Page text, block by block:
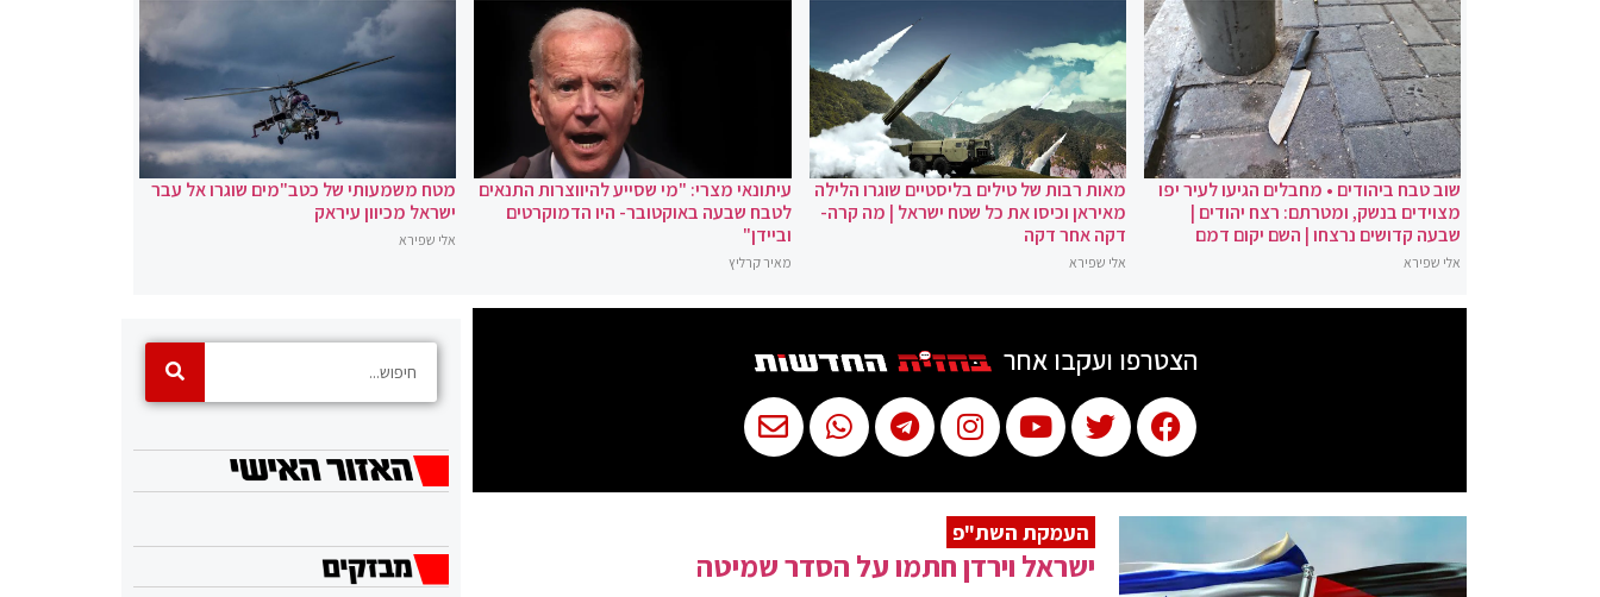
שוב טבח ביהודים • מחבלים הגיעו לעיר יפו
מצוידים בנשק, ומטרתם: רצח יהודים |
שבעה קדושים נרצחו | השם יקום דמם
אלי שפירא
מאות רבות של טילים בליסטיים שוגרו הלילה
מאיראן וכיסו את כל שטח ישראל | מה קרה-
דקה אחר דקה
אלי שפירא
עיתונאי מצרי: "מי שסייע להיווצרות התנאים
לטבח שבעה באוקטובר- היו הדמוקרטים
וביידן"
מאיר קרליץ
מטח משמעותי של כטב"מים שוגרו אל עבר
ישראל מכיוון עיראק
אלי שפירא
הצטרפו ועקבו אחר
העמקת השת"פ
ישראל וירדן חתמו על הסדר שמיטה